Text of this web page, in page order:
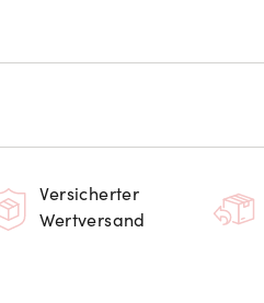
Versicherter
Wertversand